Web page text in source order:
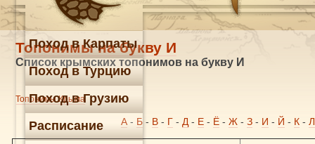
Топонимы на букву И
Список крымских топонимов на букву И
Топонимы Крыма
А - Б - В - Г - Д - Е - Ё - Ж - З - И - Й - К - Л
Поход в Карпаты
Поход в Турцию
Поход в Грузию
Расписание